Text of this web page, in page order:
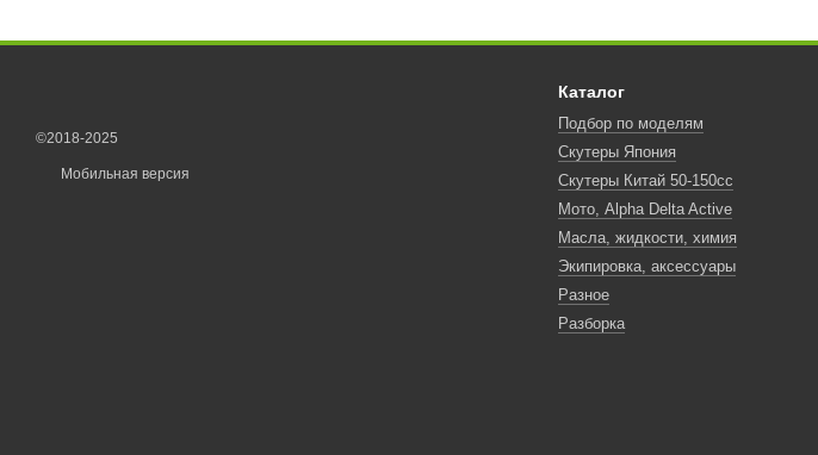
©2018-2025
Мобильная версия
Каталог
Подбор по моделям
Скутеры Япония
Скутеры Китай 50-150сс
Мото, Alpha Delta Active
Масла, жидкости, химия
Экипировка, аксессуары
Разное
Разборка